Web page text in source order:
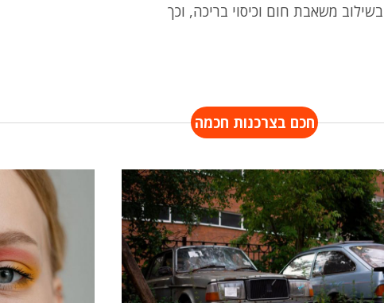
משאבת חום וכיסוי בריכה, וכך
חכם בצרכנות חכמה